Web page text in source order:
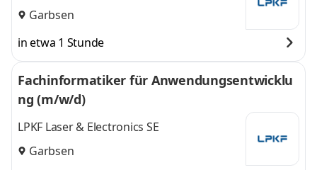
Garbsen
in etwa 1 Stunde
Fachinformatiker für Anwendungsentwicklu
ng (m/w/d)
LPKF Laser & Electronics SE
Garbsen